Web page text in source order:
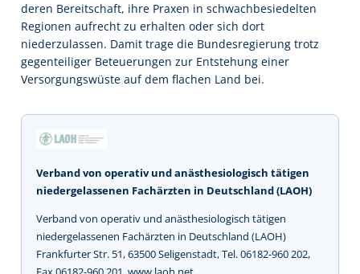
deren Bereitschaft, ihre Praxen in schwachbesiedelten
Regionen aufrecht zu erhalten oder sich dort
niederzulassen. Damit trage die Bundesregierung trotz
gegenteiliger Beteuerungen zur Entstehung einer
Versorgungswüste auf dem flachen Land bei.
Verband von operativ und anästhesiologisch tätigen
niedergelassenen Fachärzten in Deutschland (LAOH)
Verband von operativ und anästhesiologisch tätigen
niedergelassenen Fachärzten in Deutschland (LAOH)
Frankfurter Str. 51, 63500 Seligenstadt, Tel. 06182-960 202,